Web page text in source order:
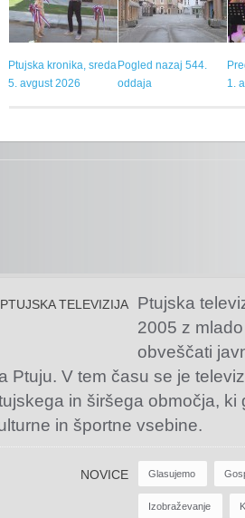
Ptujska kronika, sreda
5. avgust 2026
Pogled nazaj 544.
oddaja
1.
PTUJSKA TELEVIZIJA
Ptujska
2005 z
obveščati
Ptuju. V tem času se je
in širšega območja,
in športne vsebine.
NOVICE Glasujemo
Izobraževanje